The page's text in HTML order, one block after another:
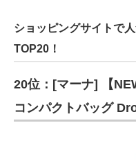
ショッピングサイトで
TOP20！
20位：[マーナ] 【
コンパクトバッグ